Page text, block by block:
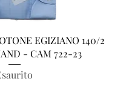
rapidaEGIZIANO 140/2
- CAM 722-23